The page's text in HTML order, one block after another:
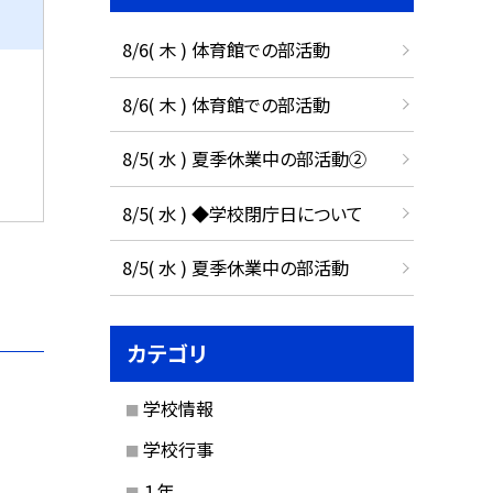
8/6( 木 ) 体育館での部活動
8/6( 木 ) 体育館での部活動
8/5( 水 ) 夏季休業中の部活動②
8/5( 水 ) ◆学校閉庁日について
8/5( 水 ) 夏季休業中の部活動
カテゴリ
学校情報
学校行事